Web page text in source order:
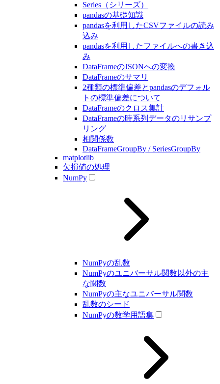
Series（シリーズ）
pandasの基礎知識
pandasを利用したCSVファイルの読み
込み
pandasを利用したファイルへの書き込
み
DataFrameのJSONへの変換
DataFrameのサマリ
2種類の標準偏差とpandasのデフォル
トの標準偏差について
DataFrameのクロス集計
DataFrameの時系列データのリサンプ
リング
相関係数
DataFrameGroupBy / SeriesGroupBy
matplotlib
欠損値の処理
NumPy
NumPyの乱数
NumPyのユニバーサル関数以外の主
な関数
NumPyの主なユニバーサル関数
乱数のシード
NumPyの数学用語集